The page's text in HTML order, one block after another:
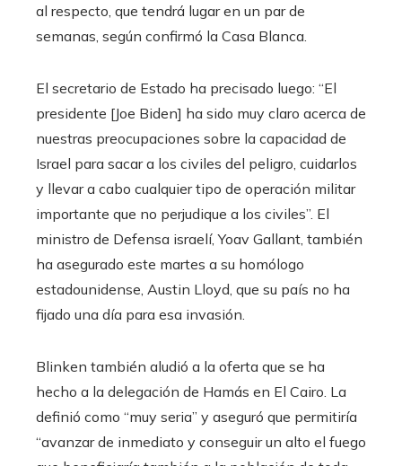
al respecto, que tendrá lugar en un par de
semanas, según confirmó la Casa Blanca.
El secretario de Estado ha precisado luego: “El
presidente [Joe Biden] ha sido muy claro acerca de
nuestras preocupaciones sobre la capacidad de
Israel para sacar a los civiles del peligro, cuidarlos
y llevar a cabo cualquier tipo de operación militar
importante que no perjudique a los civiles”. El
ministro de Defensa israelí, Yoav Gallant, también
ha asegurado este martes a su homólogo
estadounidense, Austin Lloyd, que su país no ha
fijado una día para esa invasión.
Blinken también aludió a la oferta que se ha
hecho a la delegación de Hamás en El Cairo. La
definió como “muy seria” y aseguró que permitiría
“avanzar de inmediato y conseguir un alto el fuego